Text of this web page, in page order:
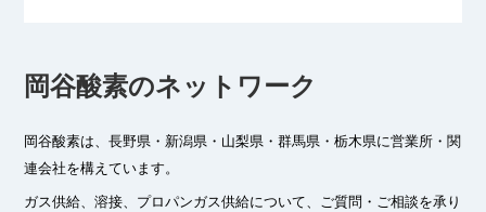
岡谷酸素のネットワーク
岡谷酸素は、長野県・新潟県・山梨県・群馬県・栃木県に営業所・関
連会社を構えています。
ガス供給、溶接、プロパンガス供給について、ご質問・ご相談を承り